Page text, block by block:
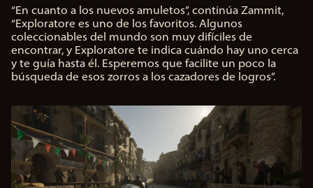
“En cuanto a los nuevos amuletos”, continúa Zammit,
“Exploratore es uno de los favoritos. Algunos
coleccionables del mundo son muy difíciles de
encontrar, y Exploratore te indica cuándo hay uno cerca
y te guía hasta él. Esperemos que facilite un poco la
búsqueda de esos zorros a los cazadores de logros”.